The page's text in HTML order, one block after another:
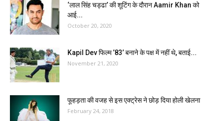
‘लाल सिंह चड्ढा’ की शूटिंग के दौरान Aamir Khan को
आई...
October 20, 2020
Kapil Dev फिल्म ’83’ बनाने के पक्ष में नहीं थे, बताई...
November 21, 2020
फूहड़ता की वजह से इस एक्ट्रेस ने छोड़ दिया होली खेलना
February 24, 2018